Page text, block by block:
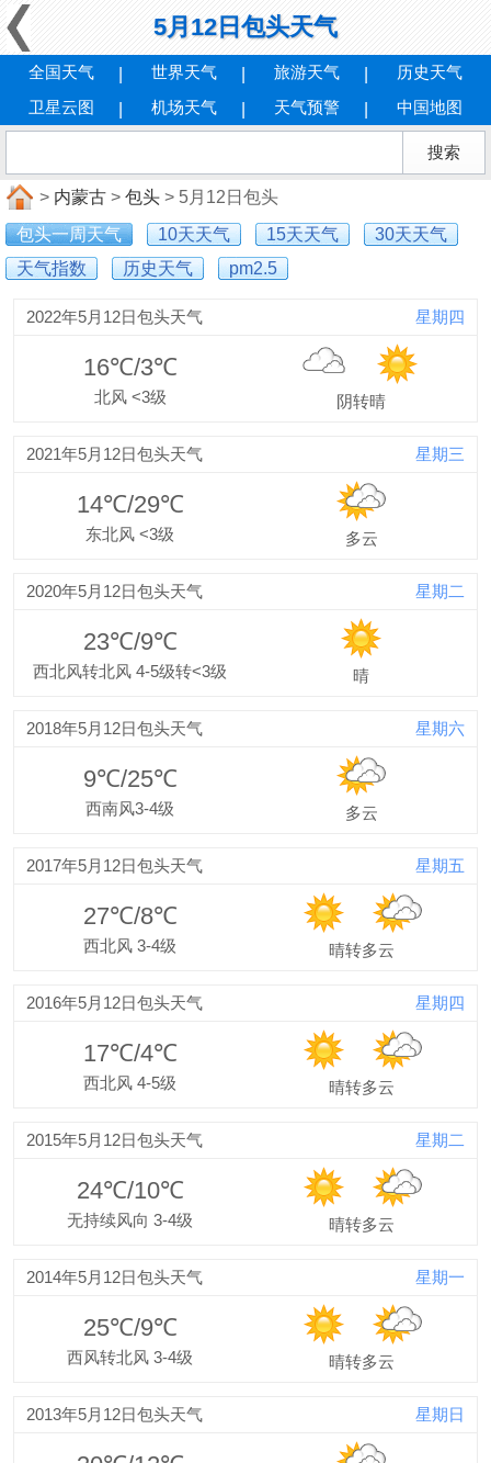
5月12日包头天气
全国天气 世界天气 旅游天气
历史天气
卫星云图
机场天气 天气预警 中国地图
> 内蒙古 > 包头 > 5月12日包头
包头一周天气
10天天气 15天天气
30天天气
天气指数
历史天气 pm2.5
2022年5月12日包头天气 星期四
16℃/3℃
北风 <3级 阴转晴
2021年5月12日包头天气 星期三
14℃/29℃
东北风 <3级 多云
2020年5月12日包头天气 星期二
23℃/9℃
西北风转北风 4-5级转<3级 晴
2018年5月12日包头天气 星期六
9℃/25℃
西南风3-4级 多云
2017年5月12日包头天气 星期五
27℃/8℃
西北风 3-4级 晴转多云
2016年5月12日包头天气 星期四
17℃/4℃
西北风 4-5级 晴转多云
2015年5月12日包头天气 星期二
24℃/10℃
无持续风向 3-4级 晴转多云
2014年5月12日包头天气 星期一
25℃/9℃
西风转北风 3-4级 晴转多云
2013年5月12日包头天气 星期日